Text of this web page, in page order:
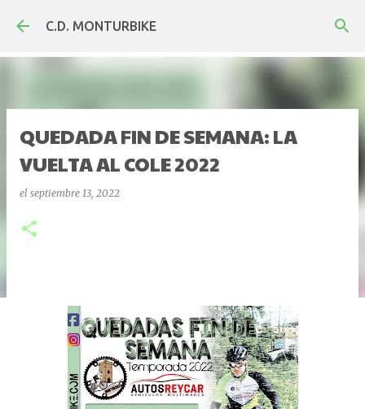
Ir al contenido principal
C.D. MONTURBIKE
QUEDADA FIN DE SEMANA: LA
VUELTA AL COLE 2022
el septiembre 13, 2022